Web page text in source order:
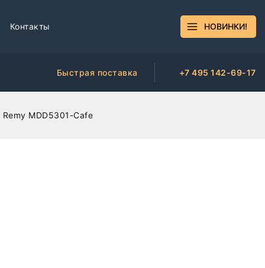
Контакты НОВИНКИ!
Быстрая поставка +7 495 142-69-17
MDD5301-Cafe